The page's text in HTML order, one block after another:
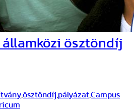
államközi ösztöndíj
ösztöndíj pályázatCampus